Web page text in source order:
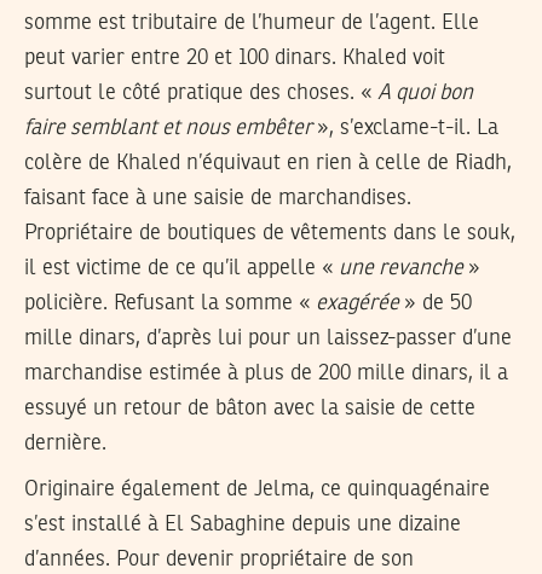
somme est tributaire de l’humeur de l’agent. Elle
peut varier entre 20 et 100 dinars. Khaled voit
surtout le côté pratique des choses. « A quoi bon
faire semblant et nous embêter», s’exclame-t-il. La
colère de Khaled n’équivaut en rien à celle de Riadh,
faisant face à une saisie de marchandises.
Propriétaire de boutiques de vêtements dans le souk,
il est victime de ce qu’il appelle « une revanche »
policière. Refusant la somme « exagérée » de 50
mille dinars, d’après lui pour un laissez-passer d’une
marchandise estimée à plus de 200 mille dinars, il a
essuyé un retour de bâton avec la saisie de cette
dernière.
Originaire également de Jelma, ce quinquagénaire
s’est installé à El Sabaghine depuis une dizaine
d’années. Pour devenir propriétaire de son